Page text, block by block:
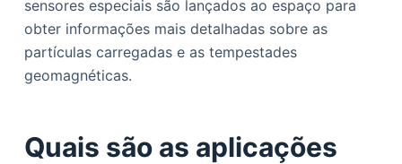
sensores especiais são lançados ao espaço para
obter informações mais detalhadas sobre as
partículas carregadas e as tempestades
geomagnéticas.
Quais são as aplicações